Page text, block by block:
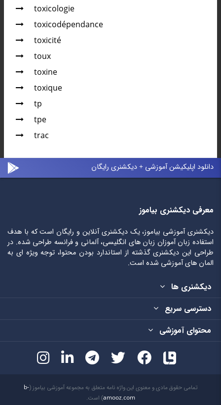
toxicologie
toxicodépendance
toxicité
toux
toxine
toxique
tp
tpe
trac
دانلود اپلیکیشن آموزشی + دیکشنری رایگان
معرفی دیکشنری بیاموز
دیکشنری آموزشی بیاموز، یک دیکشنری آنلاین و رایگان است که با هدف
استفاده زبان آموزان زبان های انگلیسی، آلمانی و فرانسه طراحی شده. در
طراحی این دیکشنری گذشته از استاندارد بودن محتوا، توجه ویژه ای به
المان های آموزشی شده است.
دیکشنری ها
دسترسی سریع
محتوای آموزشی
تمامی حقوق مادی و معنوی این واژه نامه متعلق به مجموعه آموزشی بیاموز (b-
amooz.com) است.